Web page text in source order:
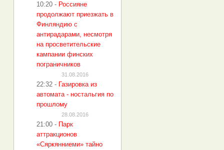
10:20 - Россияне
продолжают приезжать в
Финляндию с
антирадарами, несмотря
на просветительские
кампании финских
пограничников
31.08.2016
22:32 - Газировка из
автомата - ностальгия по
прошлому
28.08.2016
21:00 - Парк
аттракционов
«Сяркянниеми» тайно